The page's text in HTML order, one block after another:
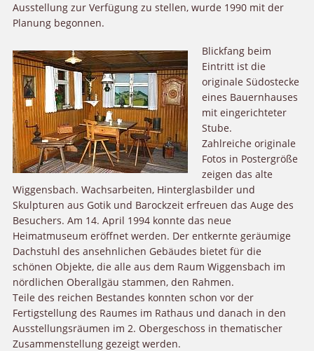
Ausstellung zur Verfügung zu stellen, wurde 1990 mit der
Planung begonnen.
Blickfang beim
Eintritt ist die
originale Südostecke
eines Bauernhauses
mit eingerichteter
Stube.
Zahlreiche originale
Fotos in Postergröße
zeigen das alte
Wiggensbach. Wachsarbeiten, Hinterglasbilder und
Skulpturen aus Gotik und Barockzeit erfreuen das Auge des
Besuchers. Am 14. April 1994 konnte das neue
Heimatmuseum eröffnet werden. Der entkernte geräumige
Dachstuhl des ansehnlichen Gebäudes bietet für die
schönen Objekte, die alle aus dem Raum Wiggensbach im
nördlichen Oberallgäu stammen, den Rahmen.
Teile des reichen Bestandes konnten schon vor der
Fertigstellung des Raumes im Rathaus und danach in den
Ausstellungsräumen im 2. Obergeschoss in thematischer
Zusammenstellung gezeigt werden.